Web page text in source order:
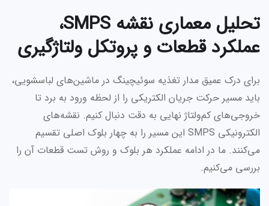
تحلیل معماری نقشه SMPS،
عملکرد قطعات و پروتکل ولتاژگیری
برای درک عمیق مدار تغذیه سوئیچینگ در ماشین‌های لباسشویی،
باید مسیر حرکت جریان الکتریکی را از لحظه ورود به برد تا
خروجی‌های کم‌ولتاژ نهایی به دقت دنبال کنیم. نقشه‌های
الکترونیکی SMPS این مسیر را به چهار بلوک اصلی تقسیم
می‌کنند. ما در ادامه عملکرد هر بلوک و روش تست قطعات آن را
بررسی می‌کنیم.